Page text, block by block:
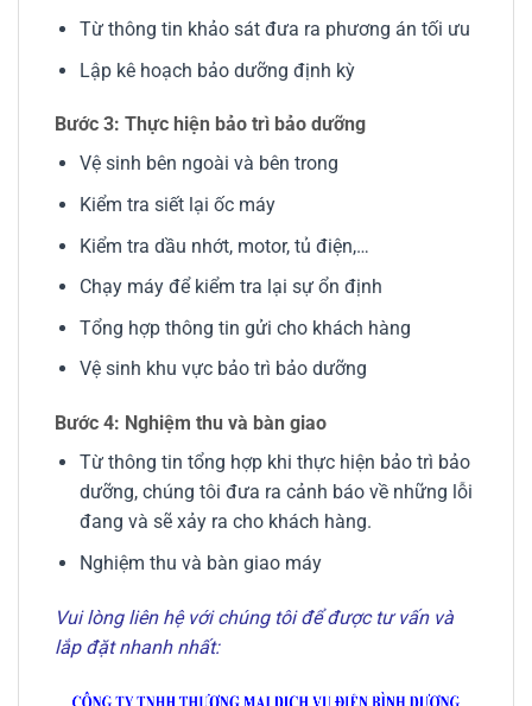
Từ thông tin khảo sát đưa ra phương án tối ưu
Lập kê hoạch bảo dưỡng định kỳ
Bước 3: Thực hiện bảo trì bảo dưỡng
Vệ sinh bên ngoài và bên trong
Kiểm tra siết lại ốc máy
Kiểm tra dầu nhớt, motor, tủ điện,…
Chạy máy để kiểm tra lại sự ổn định
Tổng hợp thông tin gửi cho khách hàng
Vệ sinh khu vực bảo trì bảo dưỡng
Bước 4: Nghiệm thu và bàn giao
Từ thông tin tổng hợp khi thực hiện bảo trì bảo
dưỡng, chúng tôi đưa ra cảnh báo về những lỗi
đang và sẽ xảy ra cho khách hàng.
Nghiệm thu và bàn giao máy
Vui lòng liên hệ với chúng tôi để được tư vấn và
lắp đặt nhanh nhất: